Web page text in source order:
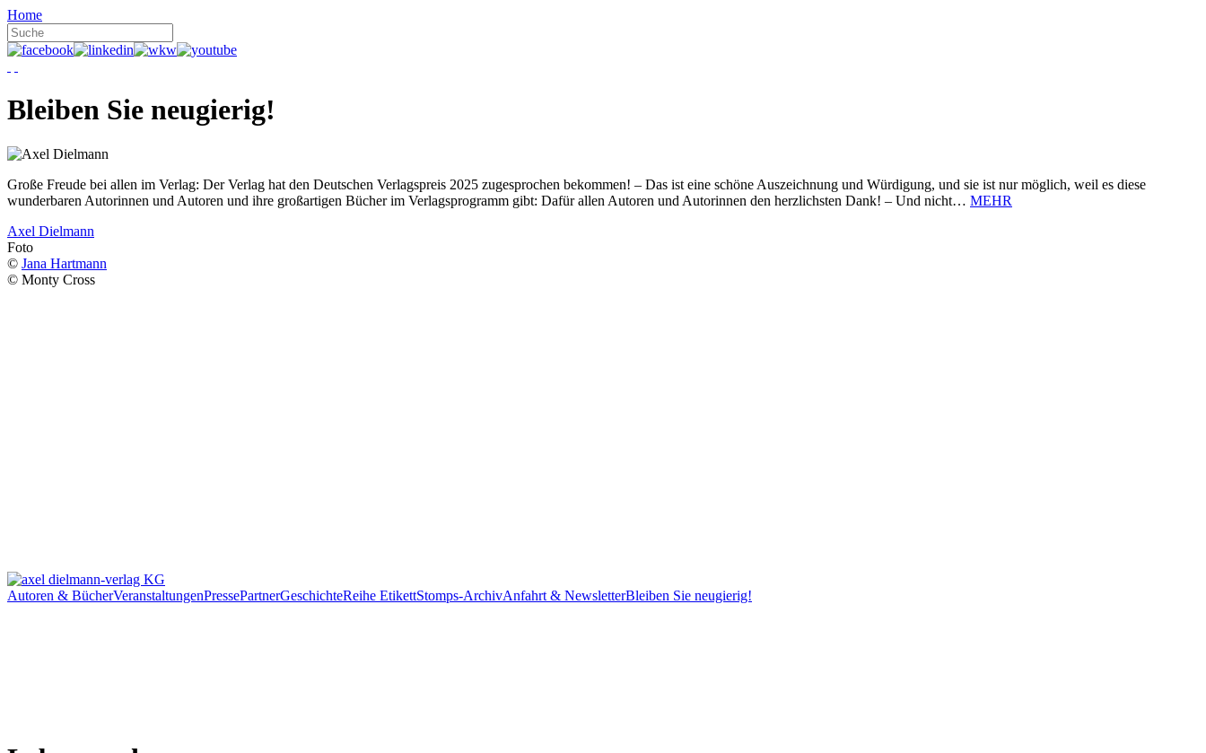
Home
Bleiben Sie neugierig!
Große Freude bei allen im Verlag: Der Verlag hat den Deutschen Verlagspreis 2025 zugesprochen bekommen! – Das ist eine schöne Auszeichnung und Würdigung, und sie ist nur möglich, weil es diese
wunderbaren Autorinnen und Autoren und ihre großartigen Bücher im Verlagsprogramm gibt: Dafür allen Autoren und Autorinnen den herzlichsten Dank! – Und nicht… MEHR
Axel Dielmann
Foto
© Jana Hartmann
© Monty Cross
Autoren & BücherVeranstaltungenPressePartnerGeschichteReihe EtikettStomps-ArchivAnfahrt & NewsletterBleiben Sie neugierig!